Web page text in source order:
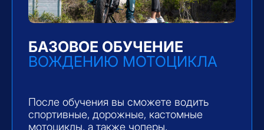
вождения, в 2022 году принимал участие
в мотоджимхане в Москве. Обучил
более 200 учеников